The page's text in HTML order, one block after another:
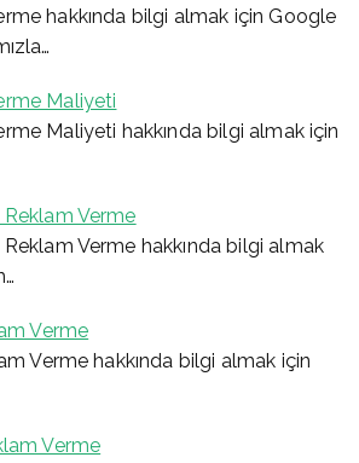
hakkında bilgi almak için Google
Maliyeti
Maliyeti hakkında bilgi almak için
Verme
Verme hakkında bilgi almak
Verme
Verme hakkında bilgi almak için
Verme